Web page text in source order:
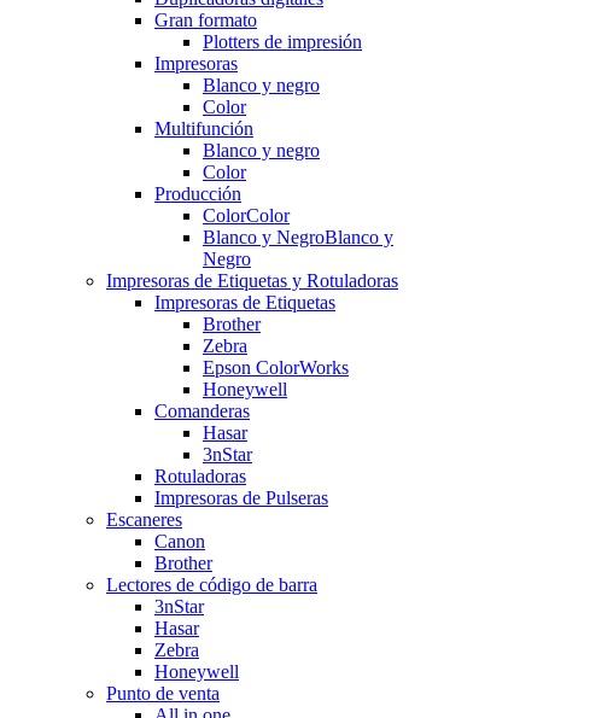
Gran formato
Plotters de impresión
Impresoras
Blanco y negro
Color
Multifunción
Blanco y negro
Color
Producción
ColorColor
Blanco y NegroBlanco y
Negro
Impresoras de Etiquetas y Rotuladoras
Impresoras de Etiquetas
Brother
Zebra
Epson ColorWorks
Honeywell
Comanderas
Hasar
3nStar
Rotuladoras
Impresoras de Pulseras
Escaneres
Canon
Brother
Lectores de código de barra
3nStar
Hasar
Zebra
Honeywell
Punto de venta